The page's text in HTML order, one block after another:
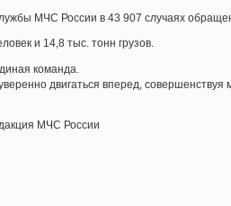
МЧС России в 43 907 случаях
и 14,8 тыс. тонн грузов.
команда.
двигаться вперед, совершенствуя
МЧС России